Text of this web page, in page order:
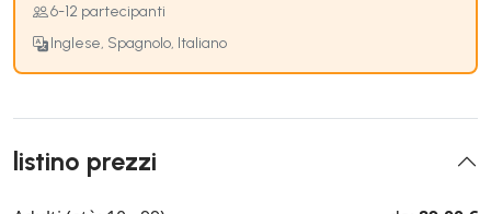
6-12 partecipanti
Inglese, Spagnolo, Italiano
listino prezzi